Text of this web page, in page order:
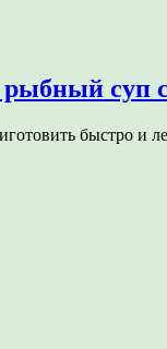
суп
быстро и